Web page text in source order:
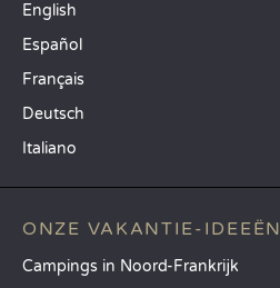
English
Español
Français
Deutsch
Italiano
ONZE VAKANTIE-IDEEËN
Campings in Noord-Frankrijk